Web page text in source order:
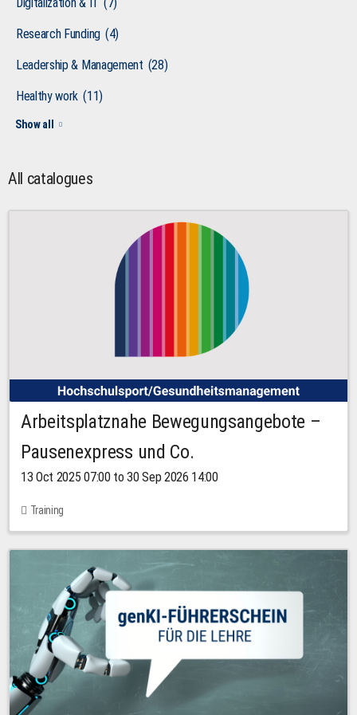
Research Funding (4)
Leadership & Management (28)
Healthy work (11)
Show all
All catalogues
Arbeitsplatznahe Bewegungsangebote –
Pausenexpress und Co.
13 Oct 2025 07:00 to 30 Sep 2026 14:00
Training